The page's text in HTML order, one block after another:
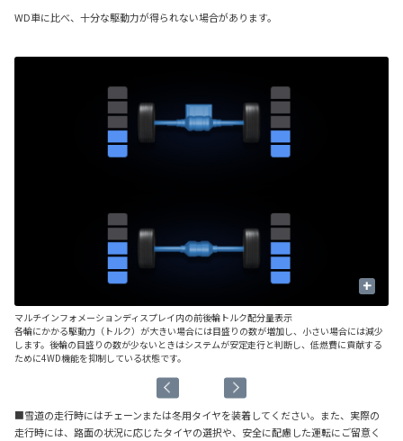
WD車に比べ、十分な駆動力が得られない場合があります。
+
マルチインフォメーションディスプレイ内の前後輪トルク配分量表示
各輪にかかる駆動力（トルク）が大きい場合には目盛りの数が増加し、小さい場合には減少
します。後輪の目盛りの数が少ないときはシステムが安定走行と判断し、低燃費に貢献する
ために4WD機能を抑制している状態です。
■雪道の走行時にはチェーンまたは冬用タイヤを装着してください。また、実際の
走行時には、路面の状況に応じたタイヤの選択や、安全に配慮した運転にご留意く